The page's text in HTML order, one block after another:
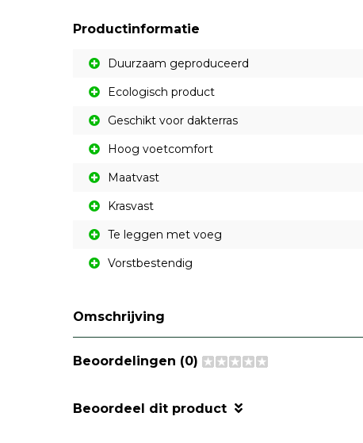
Productinformatie
Duurzaam geproduceerd
Ecologisch product
Geschikt voor dakterras
Hoog voetcomfort
Maatvast
Krasvast
Te leggen met voeg
Vorstbestendig
Omschrijving
Beoordelingen (0)
Beoordeel dit product